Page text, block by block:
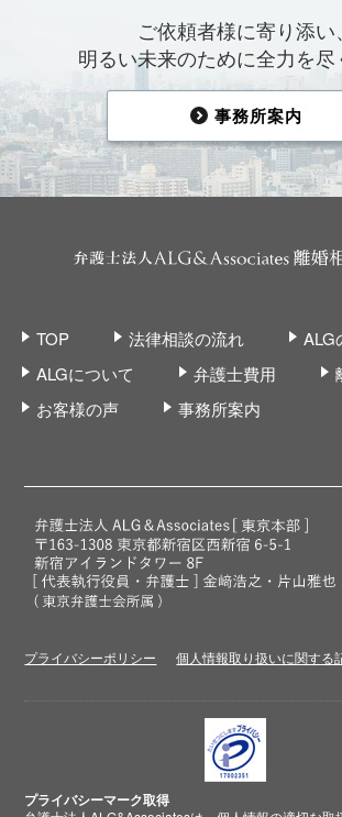
ご依頼者様に寄り添い
明るい未来のために全力を尽
事務所案内
TOP 法律相談の流れ
ALG
ALGについて
弁護士費用
お客様の声
事務所案内
プライバシーポリシー 個人情報取り扱いに関する
プライバシーマーク取得